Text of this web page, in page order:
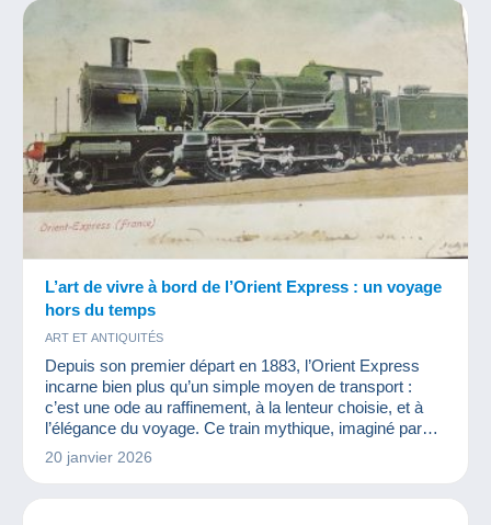
L’art de vivre à bord de l’Orient Express : un voyage
hors du temps
ART ET ANTIQUITÉS
Depuis son premier départ en 1883, l’Orient Express
incarne bien plus qu’un simple moyen de transport :
c’est une ode au raffinement, à la lenteur choisie, et à
l’élégance du voyage. Ce train mythique, imaginé par
l’ingénieur belge Georges Nagelmackers, reliait Paris à
Constantinople en une semaine, offrant aux passagers
20 janvier 2026